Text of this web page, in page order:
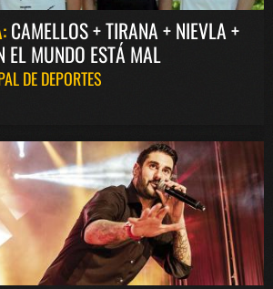
CAMELLOS + TIRANA + NIEVLA +
EL MUNDO ESTÁ MAL
DE DEPORTES